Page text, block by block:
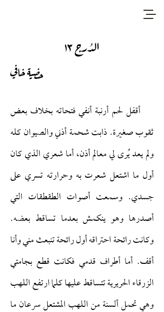
الدُرج ١٣
حضية خافي
أقفل لحم أرنبة أنفي فتحاته بخلاف بعض
ثقوب صغيرة. ذابت شحمة أذني والصيوان كله
ولم يعد يُرى لي معالم أذن، أما شعري الذي كان
أول ما اشتعل شعرت به وحرارته تسري على
جسدي. وسمعت أصوات الطقطقات التي
أصدرها وهو ينكمش بعدما تساقط بعضه.
وكانت رائحة احتراقه أول رائحة تنبعث مني وأنا
أقف. أما أطراف قدمي فكانت قطع بجامتي
الزرقاء الحريرية تتساقط عليها كلما ارتفع اللهب
وهي تحمل ألسنة من اللهب المشتعل سرعان ما